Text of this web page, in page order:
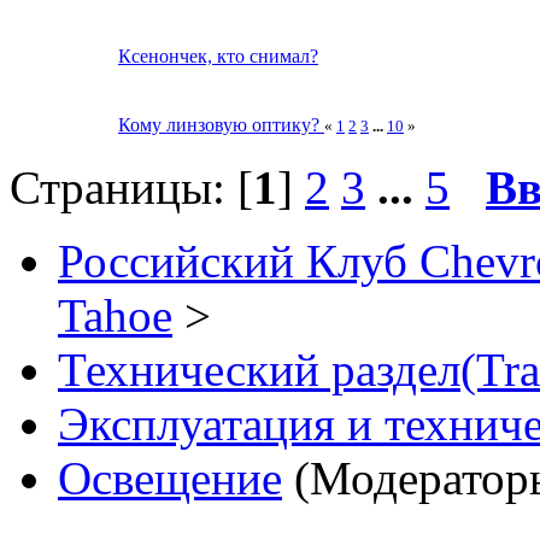
Ксенончек, кто снимал?
Кому линзовую оптику? « 1 2 3 ... 10 »
Страницы: [1] 2 3 ... 5
Российский Клуб
Tahoe >
Технический
Эксплуатация и
Освещение